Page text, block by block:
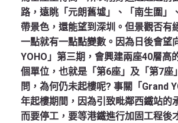
路，遠眺「元朗舊墟」、「南生圍」
帶景色，還能望到深圳。但景觀否有
一點就有一點點變數。因為日後會望
YOHO」第三期，會興建兩座40層高
個單位，也就是「第6座」及「第7座
問，為何仍未起樓呢? 事關「Grand
年起樓期間，因為引致毗鄰西鐵站的
而要停工，要等港鐵進行加固工程後